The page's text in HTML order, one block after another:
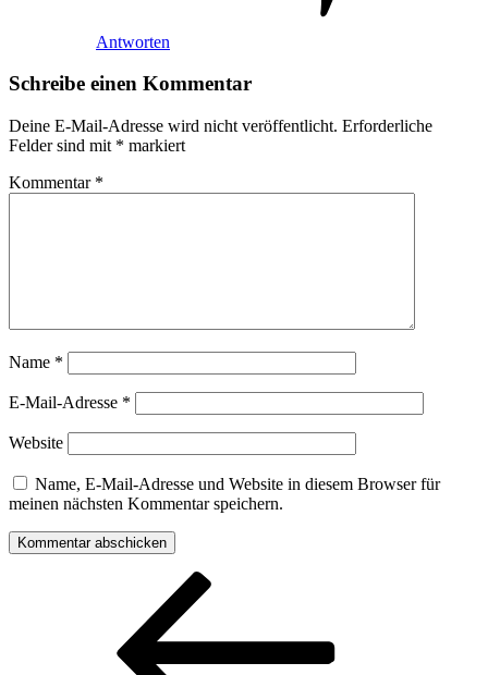
Antworten
Schreibe einen Kommentar
Deine E-Mail-Adresse wird nicht veröffentlicht. Erforderliche
Felder sind mit * markiert
Kommentar *
Name *
E-Mail-Adresse *
Website
Name, E-Mail-Adresse und Website in diesem Browser für
meinen nächsten Kommentar speichern.
Beitragsnavigation